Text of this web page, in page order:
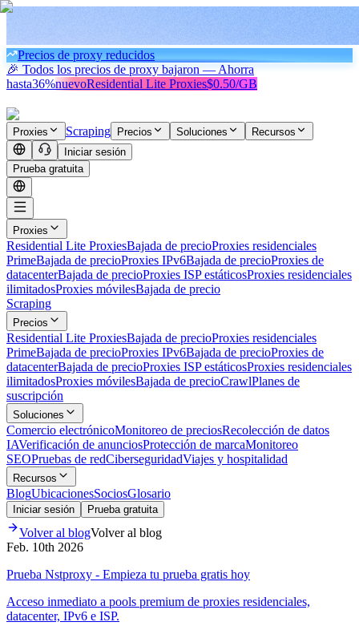
Precios de proxy reducidos
🎉 Todos los precios de proxy bajaron — Ahorra
hasta36%nuevoResidential Lite Proxies$0.50/GB
Proxies Scraping Precios Soluciones
Recursos
Iniciar sesión
Prueba gratuita
Proxies
Residential Lite ProxiesBajada de precioProxies residenciales
PrimeBajada de precioProxies IPv6Bajada de precioProxies de
datacenterBajada de precioProxies ISP estáticosProxies residenciales
ilimitadosProxies móvilesBajada de precio
Scraping
Precios
Residential Lite ProxiesBajada de precioProxies residenciales
PrimeBajada de precioProxies IPv6Bajada de precioProxies de
datacenterBajada de precioProxies ISP estáticosProxies residenciales
ilimitadosProxies móvilesBajada de precioCrawlPlanes de
suscripción
Soluciones
Comercio electrónicoMonitoreo de preciosRecolección de datos
IAVerificación de anunciosProtección de marcaMonitoreo
SEOPruebas de redCiberseguridadViajes y hospitalidad
Recursos
BlogUbicacionesSociosGlosario
Iniciar sesión Prueba gratuita
Volver al blogVolver al blog
Feb. 10th 2026
Prueba Nstproxy - Empieza tu prueba gratis hoy
Acceso inmediato a pools premium de proxies residenciales,
datacenter, IPv6 e ISP.